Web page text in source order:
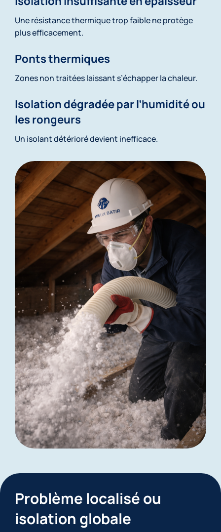
Une résistance thermique trop faible ne protège
plus efficacement.
Ponts thermiques
Zones non traitées laissant s’échapper la chaleur.
Isolation dégradée par l’humidité ou
les rongeurs
Un isolant détérioré devient inefficace.
Problème localisé ou
isolation globale